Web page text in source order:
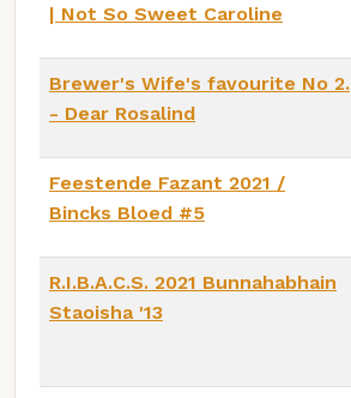
| Not So Sweet Caroline
Brewer's Wife's favourite No 2.
- Dear Rosalind
Feestende Fazant 2021 /
Bincks Bloed #5
R.I.B.A.C.S. 2021 Bunnahabhain
Staoisha '13